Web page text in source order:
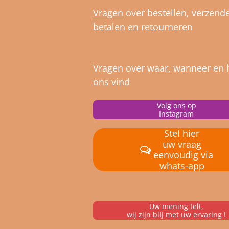
Vragen over bestellen, verz
betalen en retourneren
Vragen over waar, wanneer en
ons vind
Volg ons op
Instagram
Stel hier
uw vraag
eenvoudig via
whats-app
Uw mening telt,
wij zijn blij met uw ervaring !